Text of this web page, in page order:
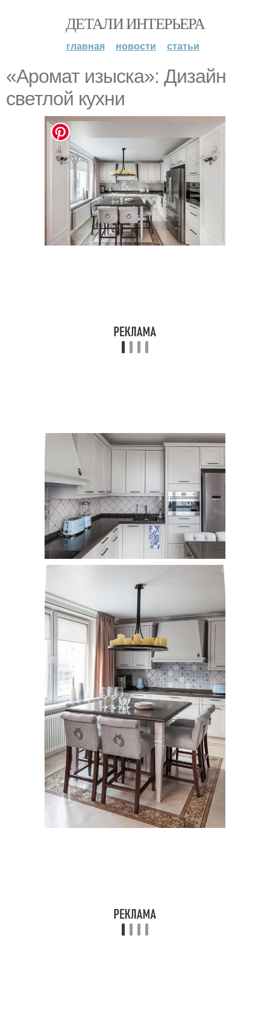
ДЕТАЛИ ИНТЕРЬЕРА
главная новости статьи
«Аромат изыска»: Дизайн
светлой кухни